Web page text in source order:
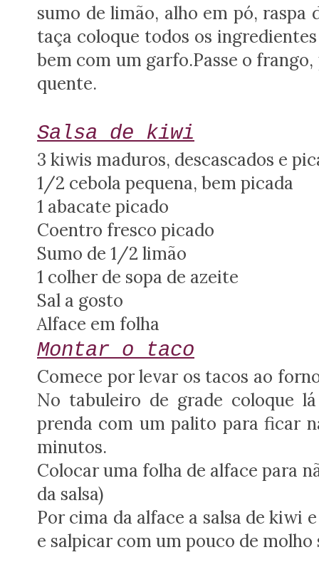
sumo de limão, alho em pó, raspa
taça coloque todos os
bem com um garfo.Passe o
quente.
Salsa de kiwi
3 kiwis maduros, descascados e
1/2 cebola pequena, bem picada
1 abacate picado
Coentro fresco picado
Sumo de 1/2 limão
1 colher de sopa de azeite
Sal a gosto
Alface em folha
Montar o taco
Comece por levar os tacos ao
No tabuleiro de grade coloque
prenda com um palito para ficar
minutos.
Colocar uma folha de alface para
da salsa)
Por cima da alface a salsa de kiwi
e salpicar com um pouco de